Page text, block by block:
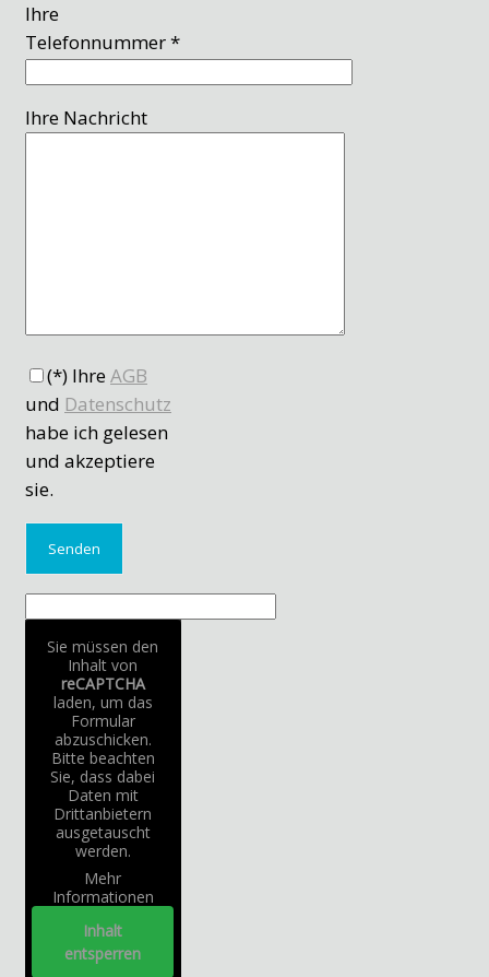
Ihre
Telefonnummer *
Ihre Nachricht
(*) IhreAGB
und Datenschutz
habe ich gelesen
und akzeptiere
sie.
Sie müssen den
Inhalt von
reCAPTCHA
laden, um das
Formular
abzuschicken.
Bitte beachten
Sie, dass dabei
Daten mit
Drittanbietern
ausgetauscht
werden.
Mehr
Informationen
Inhalt
entsperren